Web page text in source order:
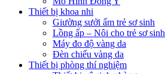
Thiết bị khoa nhi
Giường sưởi ấm trẻ sơ sinh
Lồng ấp – Nôi cho trẻ sơ sinh
Máy đo độ vàng da
Đèn chiếu vàng da
Thiết bị phòng thí nghiệm